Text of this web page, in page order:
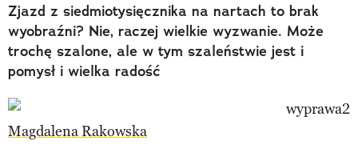
Zjazd z siedmiotysięcznika na nartach to brak
wyobraźni? Nie, raczej wielkie wyzwanie. Może
trochę szalone, ale w tym szaleństwie jest i
pomysł i wielka radość
Magdalena Rakowska